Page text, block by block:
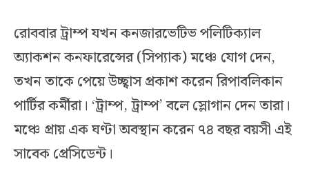
রোববার ট্রাম্প যখন কনজারভেটিভ পলিটিক্যাল
অ্যাকশন কনফারেন্সের (সিপ্যাক) মঞ্চে যোগ দেন,
তখন তাকে পেয়ে উচ্ছ্বাস প্রকাশ করেন রিপাবলিকান
পার্টির কর্মীরা। ‘ট্রাম্প, ট্রাম্প’ বলে স্লোগান দেন তারা।
মঞ্চে প্রায় এক ঘণ্টা অবস্থান করেন ৭৪ বছর বয়সী এই
সাবেক প্রেসিডেন্ট।